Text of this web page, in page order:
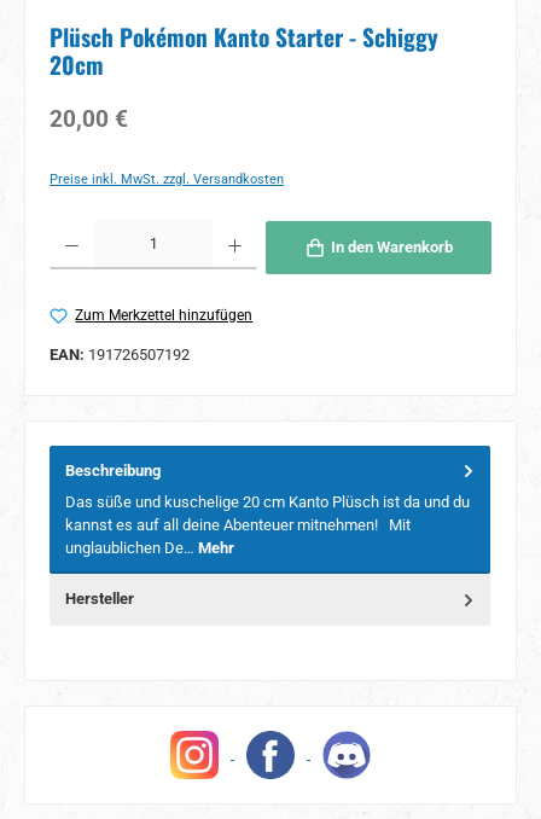
Plüsch Pokémon Kanto Starter - Schiggy
20cm
Regulärer Preis:
20,00 €
Preise inkl. MwSt. zzgl. Versandkosten
In den Warenkorb
Zum Merkzettel hinzufügen
EAN: 191726507192
Beschreibung
Das süße und kuschelige 20 cm Kanto Plüsch ist da und du
kannst es auf all deine Abenteuer mitnehmen! Mit
unglaublichen De… Mehr
Hersteller